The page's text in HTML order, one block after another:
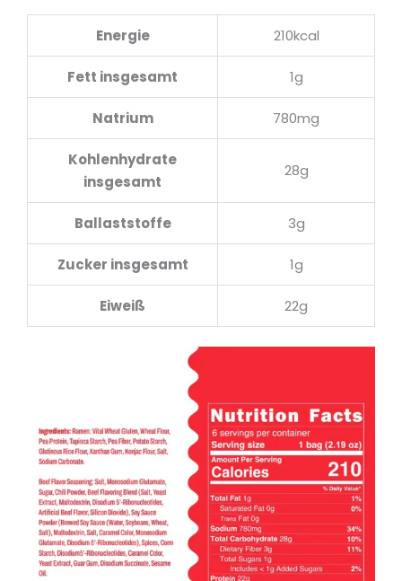
Energie 210kcal
Fett insgesamt 1g
Natrium 780mg
Kohlenhydrate
insgesamt
28g
Ballaststoffe 3g
Zucker insgesamt 1g
Eiweiß 22g